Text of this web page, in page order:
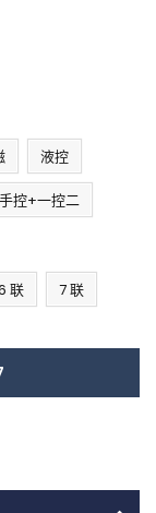
液控
手控+一控二
联 7 联